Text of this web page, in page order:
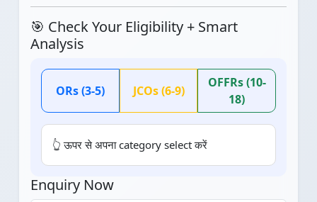
🎯 Check Your Eligibility + Smart
Analysis
ORs (3-5) JCOs (6-9)
OFFRs (10-
18)
👆 ऊपर से अपना category select करें
Enquiry Now